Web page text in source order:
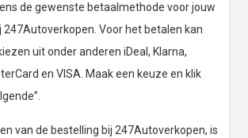
de gewenste betaalmethode voor jouw
247Autoverkopen. Voor het betalen kan
uit onder anderen iDeal, Klarna,
en VISA. Maak een keuze en klik
van de bestelling bij 247Autoverkopen, is